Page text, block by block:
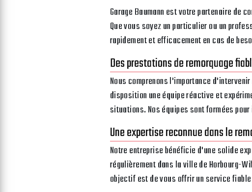
Garage Baumann est votre partenaire de
Que vous soyez un particulier ou un
rapidement et efficacement en cas de
Des prestations de remorquage
Nous comprenons l'importance
disposition une équipe réactive et
situations. Nos équipes sont formées
Une expertise reconnue dans le
Notre entreprise bénéficie d'une solide
régulièrement dans la ville de Horbourg-
objectif est de vous offrir un service